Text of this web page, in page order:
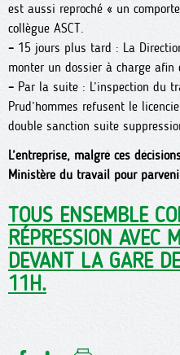
est aussi reproché « un
collègue ASCT.
– 15 jours plus tard : La
monter un dossier à charge
– Par la suite : L’inspection du
Prud’hommes refusent le
double sanction suite
L’entreprise, malgré ces
Ministère du travail pour
TOUS ENSEMBLE
RÉPRESSION AVEC
DEVANT LA GARE
11H.